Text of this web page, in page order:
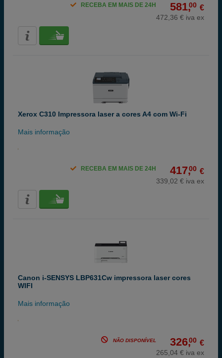
581,00 €
472,36 € iva ex
RECEBA EM MAIS DE 24H
Xerox C310 Impressora laser a cores A4 com Wi-Fi
Mais informação
417,00 €
339,02 € iva ex
RECEBA EM MAIS DE 24H
Canon i-SENSYS LBP631Cw impressora laser cores
WIFI
Mais informação
326,00 €
265,04 € iva ex
NÃO DISPONÍVEL